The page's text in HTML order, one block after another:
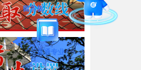
留言板
直通专业